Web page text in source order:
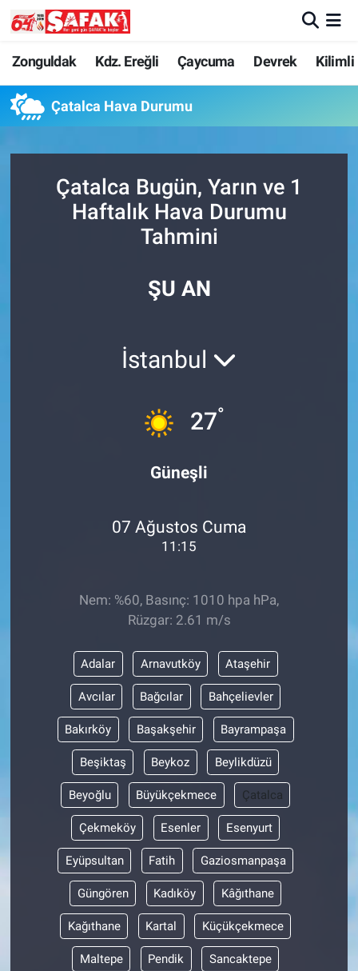
Zonguldak Kdz. Ereğli Çaycuma Devrek Kilimli
Çatalca Hava Durumu
Çatalca Bugün, Yarın ve 1
Haftalık Hava Durumu
Tahmini
ŞU AN
İstanbul
27°
Güneşli
07 Ağustos Cuma
11:15
Nem: %60, Basınç: 1010 hpa hPa,
Rüzgar: 2.61 m/s
Adalar Arnavutköy Ataşehir
Avcılar Bağcılar Bahçelievler
Bakırköy Başakşehir Bayrampaşa
Beşiktaş Beykoz Beylikdüzü
Beyoğlu Büyükçekmece Çatalca
Çekmeköy Esenler Esenyurt
Eyüpsultan Fatih Gaziosmanpaşa
Güngören Kadıköy Kâğıthane
Kağıthane Kartal Küçükçekmece
Maltepe Pendik Sancaktepe
Zonguldak
Kdz. Ereğli
Devrek
Kilimli
Zonguldak Nöbetçi Eczaneler
Zonguldak Hava Durumu
Zonguldak Trafik Yoğunluk Haritası
Süper Lig Puan Durumu ve Fikstür
Son Dakika Haberleri